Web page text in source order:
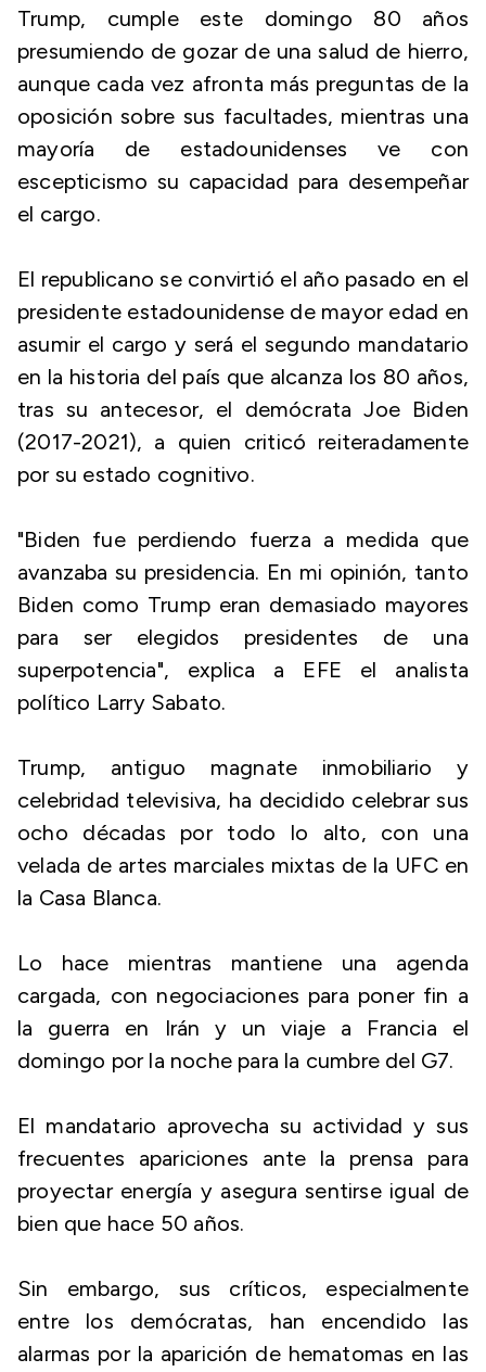
Trump, cumple este domingo 80 años
presumiendo de gozar de una salud de hierro,
aunque cada vez afronta más preguntas de la
oposición sobre sus facultades, mientras una
mayoría de estadounidenses ve con
escepticismo su capacidad para desempeñar
el cargo.
El republicano se convirtió el año pasado en el
presidente estadounidense de mayor edad en
asumir el cargo y será el segundo mandatario
en la historia del país que alcanza los 80 años,
tras su antecesor, el demócrata Joe Biden
(2017-2021), a quien criticó reiteradamente
por su estado cognitivo.
"Biden fue perdiendo fuerza a medida que
avanzaba su presidencia. En mi opinión, tanto
Biden como Trump eran demasiado mayores
para ser elegidos presidentes de una
superpotencia", explica a EFE el analista
político Larry Sabato.
Trump, antiguo magnate inmobiliario y
celebridad televisiva, ha decidido celebrar sus
ocho décadas por todo lo alto, con una
velada de artes marciales mixtas de la UFC en
la Casa Blanca.
Lo hace mientras mantiene una agenda
cargada, con negociaciones para poner fin a
la guerra en Irán y un viaje a Francia el
domingo por la noche para la cumbre del G7.
El mandatario aprovecha su actividad y sus
frecuentes apariciones ante la prensa para
proyectar energía y asegura sentirse igual de
bien que hace 50 años.
Sin embargo, sus críticos, especialmente
entre los demócratas, han encendido las
alarmas por la aparición de hematomas en las